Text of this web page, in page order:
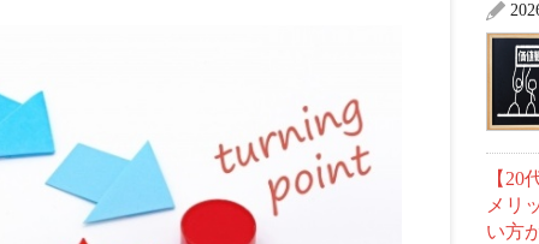
【
メリ
い方